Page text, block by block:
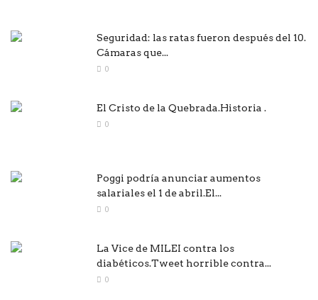
Seguridad: las ratas fueron después del 10.
Cámaras que...
0
El Cristo de la Quebrada.Historia .
0
Poggi podría anunciar aumentos
salariales el 1 de abril.El...
0
La Vice de MILEI contra los
diabéticos.Tweet horrible contra...
0